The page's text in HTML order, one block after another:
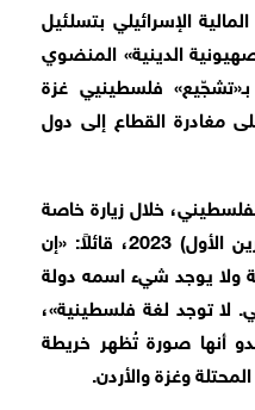
الإسرائيلي بتسلئيل
الدينية» المنضوي
فلسطينيي غزة
تقريباً على مغادرة القطاع إلى دول
خلال زيارة خاصة
لباريس قبل عملية 7 أكتوبر (تشرين الأول) 2023، قائلاً: «إن
يوجد شيء اسمه دولة
لا توجد لغة فلسطينية»،
أنها صورة تُظهر خريطة
وغزة والأردن.